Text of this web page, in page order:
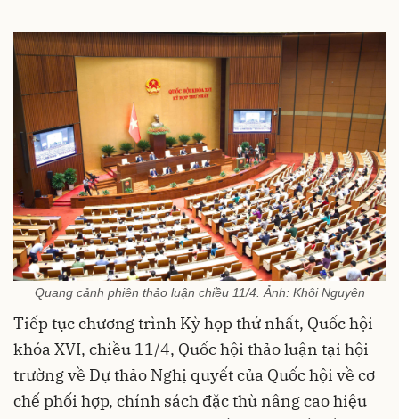
Quang cảnh phiên thảo luận chiều 11/4. Ảnh: Khôi Nguyên
Tiếp tục chương trình Kỳ họp thứ nhất, Quốc hội
khóa XVI, chiều 11/4, Quốc hội thảo luận tại hội
trường về Dự thảo Nghị quyết của Quốc hội về cơ
chế phối hợp, chính sách đặc thù nâng cao hiệu